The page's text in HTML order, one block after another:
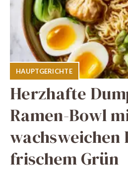
HAUPTGERICHTE
Herzhafte
Ramen-Bowl
wachsweichen
frischem Grün